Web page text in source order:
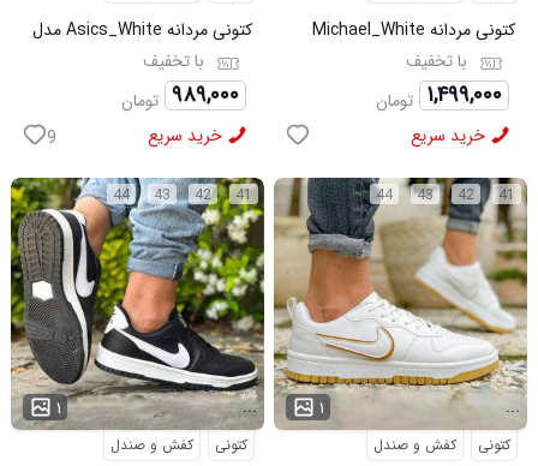
کتونی مردانه Asics_White مدل
3975 با تخفیف
۹۸۹,۰۰۰ تومان
خرید سریع
9
کتونی مردانه Michael_White
مدل 3844 با تخفیف
۱,۴۹۹,۰۰۰ تومان
خرید سریع
41
42
43
44
۱ ...
کتونی کفش و صندل
41
42
43
44
۱ ...
کتونی کفش و صندل